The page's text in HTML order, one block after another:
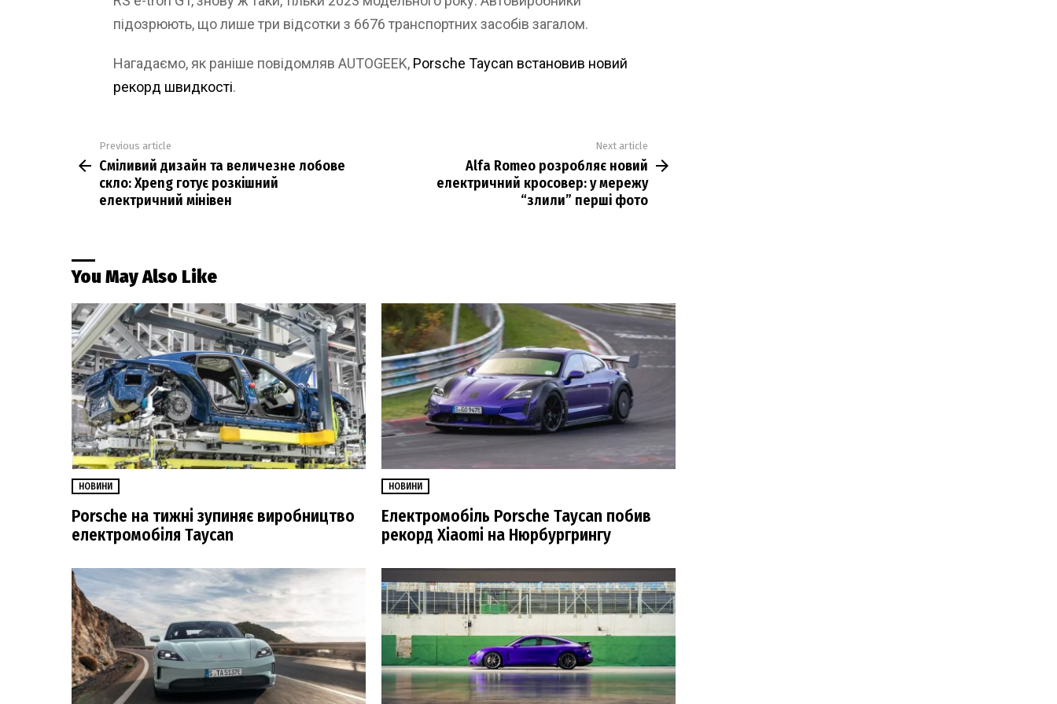
підозрюють, що лише три відсотки з 6676 транспортних засобів загалом.
Нагадаємо, як раніше повідомляв AUTOGEEK, Porsche Taycan встановив новий
рекорд швидкості.
more
Previous article
Сміливий дизайн та величезне лобове
скло: Xpeng готує розкішний
електричний мінівен
Next article
Alfa Romeo розробляє новий
електричний кросовер: у мережу
“злили” перші фото
You May Also Like
НОВИНИ
Porsche на тижні зупиняє виробництво
електромобіля Taycan
НОВИНИ
Електромобіль Porsche Taycan побив
рекорд Xiaomi на Нюрбургрингу